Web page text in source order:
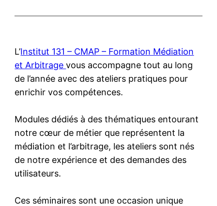
L’Institut 131 – CMAP – Formation Médiation
et Arbitragevous accompagne tout au long
de l’année avec des ateliers pratiques pour
enrichir vos compétences.
Modules dédiés à des thématiques entourant
notre cœur de métier que représentent la
médiation et l’arbitrage, les ateliers sont nés
de notre expérience et des demandes des
utilisateurs.
Ces séminaires sont une occasion unique